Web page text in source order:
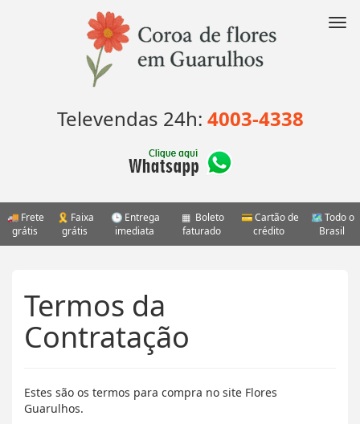
Televendas 24h: 4003-4338
Frete
grátis
Faixa
grátis
Entrega
imediata
Boleto
faturado
Cartão de
crédito
Todo o
Brasil
Termos da
Contratação
Estes são os termos para compra no site Flores
Guarulhos.